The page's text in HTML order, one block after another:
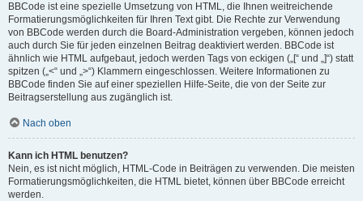
BBCode ist eine spezielle Umsetzung von HTML, die Ihnen weitreichende
Formatierungsmöglichkeiten für Ihren Text gibt. Die Rechte zur Verwendung
von BBCode werden durch die Board-Administration vergeben, können jedoch
auch durch Sie für jeden einzelnen Beitrag deaktiviert werden. BBCode ist
ähnlich wie HTML aufgebaut, jedoch werden Tags von eckigen („[“ und „]“) statt
spitzen („<“ und „>“) Klammern eingeschlossen. Weitere Informationen zu
BBCode finden Sie auf einer speziellen Hilfe-Seite, die von der Seite zur
Beitragserstellung aus zugänglich ist.
Nach oben
Kann ich HTML benutzen?
Nein, es ist nicht möglich, HTML-Code in Beiträgen zu verwenden. Die meisten
Formatierungsmöglichkeiten, die HTML bietet, können über BBCode erreicht
werden.